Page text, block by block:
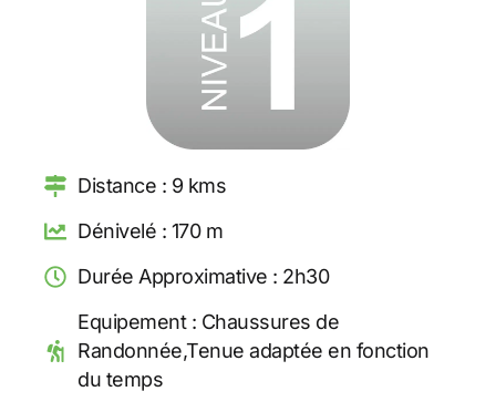
Distance : 9 kms
Dénivelé : 170 m
Durée Approximative : 2h30
Equipement : Chaussures de
Randonnée,Tenue adaptée en fonction
du temps